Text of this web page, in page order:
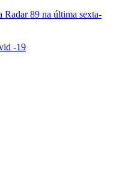
Radar 89 na última sexta-
-19